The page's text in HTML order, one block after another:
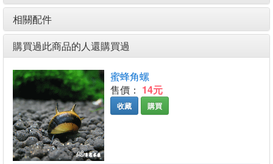
相關配件
購買過此商品的人還購買過
蜜蜂角螺
售價： 14元
收藏 購買